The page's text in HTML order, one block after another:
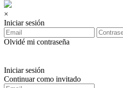
×
Iniciar sesión
Olvidé mi contraseña
Iniciar sesión
Continuar como invitado